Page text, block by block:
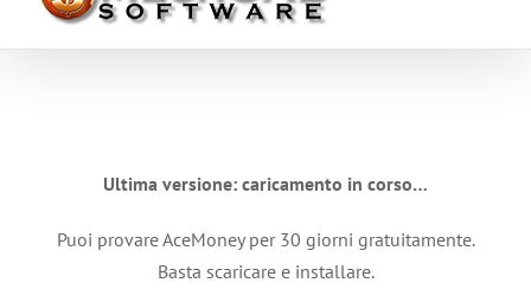
Ultima versione: caricamento in corso…
Puoi provare AceMoney per 30 giorni gratuitamente.
Basta scaricare e installare.